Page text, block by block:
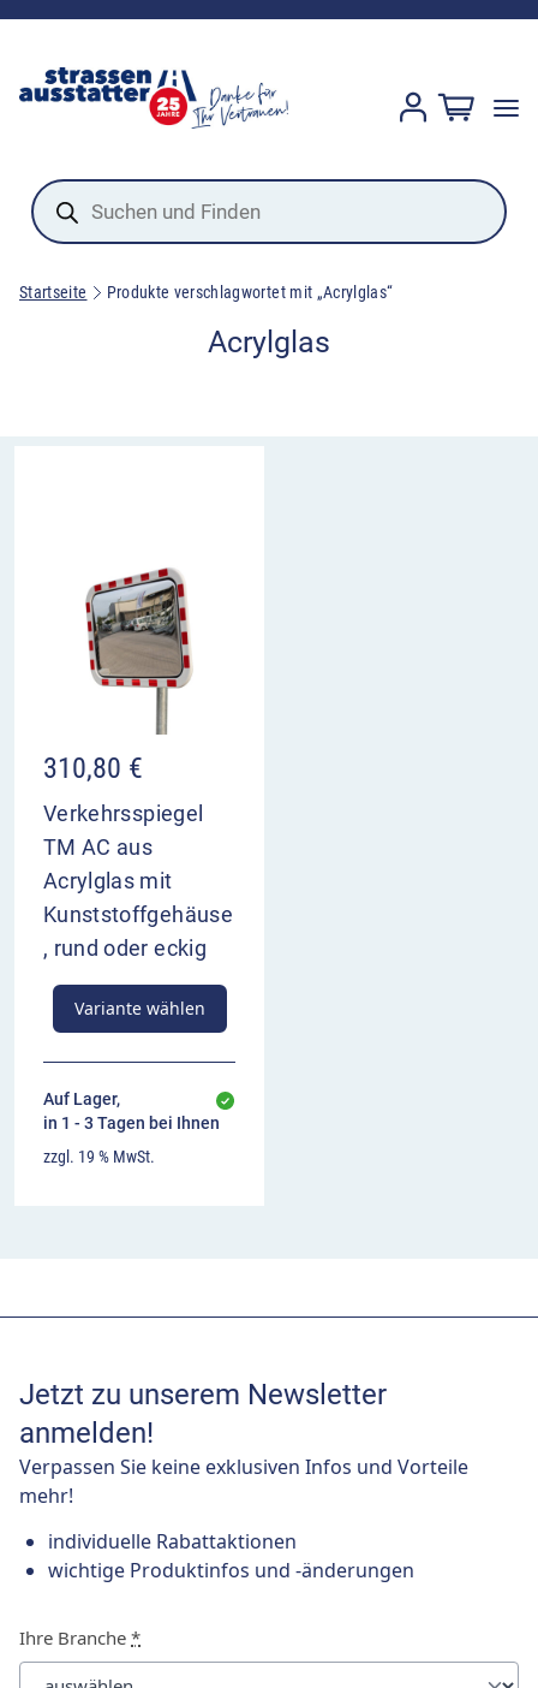
Products
search
Startseite Produkte verschlagwortet mit „Acrylglas“
Acrylglas
310,80 €
Verkehrsspiegel
TM AC aus
Acrylglas mit
Kunststoffgehäuse
, rund oder eckig
Variante wählen
Auf Lager,
in 1 - 3 Tagen bei Ihnen
zzgl. 19 % MwSt.
Jetzt zu unserem Newsletter
anmelden!
Verpassen Sie keine exklusiven Infos und Vorteile
mehr!
individuelle Rabattaktionen
wichtige Produktinfos und -änderungen
Ihre Branche *